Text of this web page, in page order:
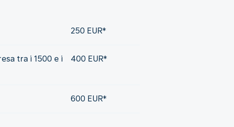
250 EUR*
tra i 1500 e i
400 EUR*
600 EUR*